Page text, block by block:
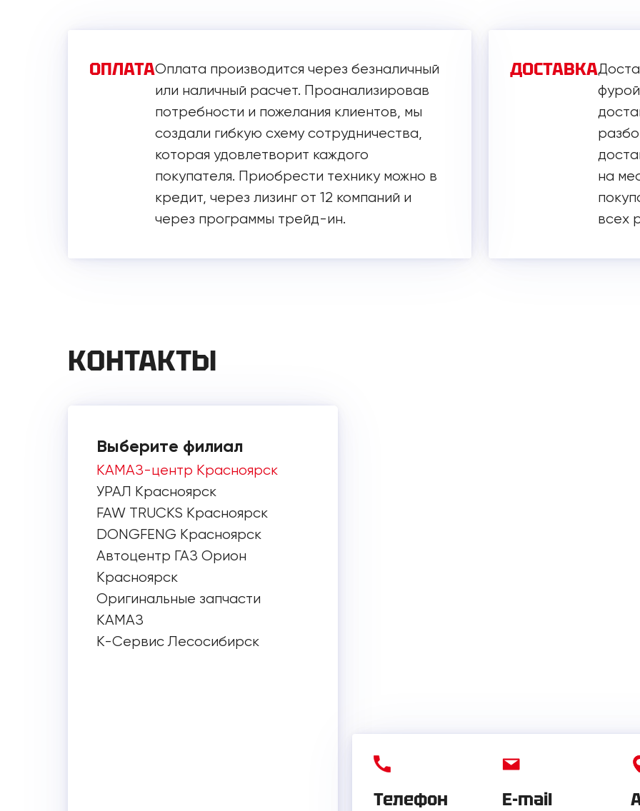
ОПЛАТАОплата производится через безналичный
или наличный расчет. Проанализировав
потребности и пожелания клиентов, мы
создали гибкую схему сотрудничества,
которая удовлетворит каждого
покупателя. Приобрести технику можно в
кредит, через лизинг от 12 компаний и
через программы трейд-ин.
ДОСТАВКА
на
всех
КОНТАКТЫ
Выберите филиал
КАМАЗ-центр Красноярск
УРАЛ Красноярск
FAW TRUCKS Красноярск
DONGFENG Красноярск
Автоцентр ГАЗ Орион
Красноярск
Оригинальные запчасти
КАМАЗ
К-Сервис Лесосибирск
Телефон E-mail